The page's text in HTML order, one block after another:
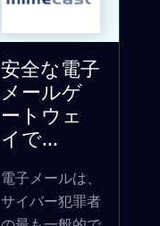
安全な電子
メールゲ
ートウェ
イで...
電子メールは、
サイバー犯罪者